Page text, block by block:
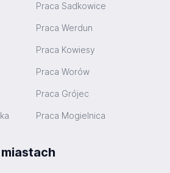
Praca Sadkowice
Praca Werdun
Praca Kowiesy
Praca Worów
Praca Grójec
Praca Mogielnica